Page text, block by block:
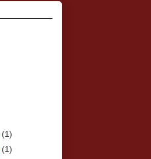
(1)
(1)